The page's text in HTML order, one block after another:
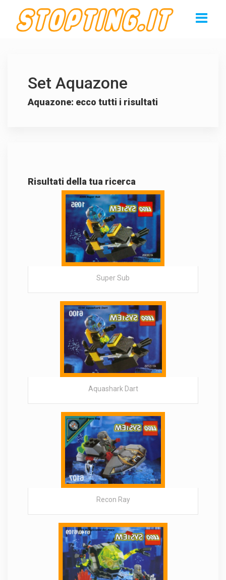
Set Aquazone
Aquazone: ecco tutti i risultati
Risultati della tua ricerca
Super Sub
Aquashark Dart
Recon Ray